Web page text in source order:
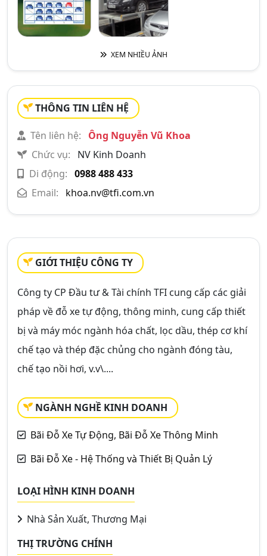
XEM NHIỀU ẢNH
THÔNG TIN LIÊN HỆ
Tên liên hệ:
Ông Nguyễn Vũ Khoa
Chức vụ:
NV Kinh Doanh
Di động: 0988 488 433
Email:
khoa.nv@tfi.com.vn
GIỚI THIỆU CÔNG TY
Công ty CP Đầu tư & Tài chính TFI cung cấp các giải
pháp về đỗ xe tự động, thông minh, cung cấp thiết
bị và máy móc ngành hóa chất, lọc dầu, thép cơ khí
chế tạo và thép đặc chủng cho ngành đóng tàu,
chế tạo nồi hơi, v.v\....
NGÀNH NGHỀ KINH DOANH
Bãi Đỗ Xe Tự Động, Bãi Đỗ Xe Thông Minh
Bãi Đỗ Xe - Hệ Thống và Thiết Bị Quản Lý
LOẠI HÌNH KINH DOANH
Nhà Sản Xuất, Thương Mại
THỊ TRƯỜNG CHÍNH